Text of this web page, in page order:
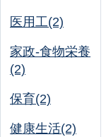
医用工(2)
家政-食物栄養
(2)
保育(2)
健康生活(2)